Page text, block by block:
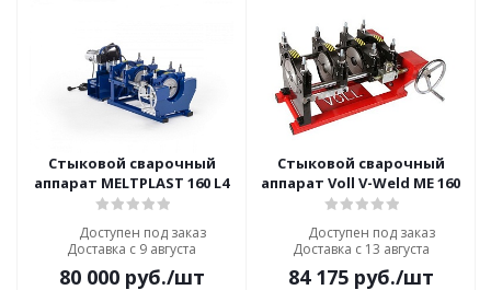
Стыковой сварочный
аппарат MELTPLAST 160 L4
Доступен под заказ
Доставка с 9 августа
80 000руб./шт
Стыковой сварочный
аппарат Voll V-Weld ME 160
Доступен под заказ
Доставка с 13 августа
84 175руб./шт